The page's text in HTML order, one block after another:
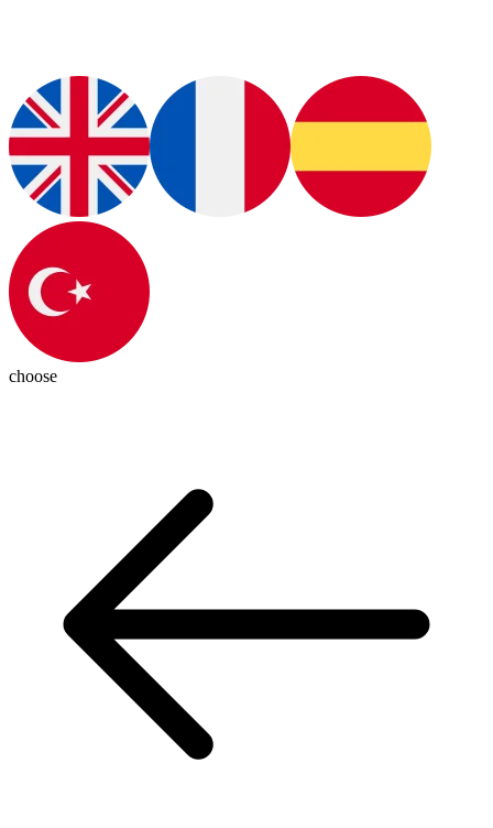
choose